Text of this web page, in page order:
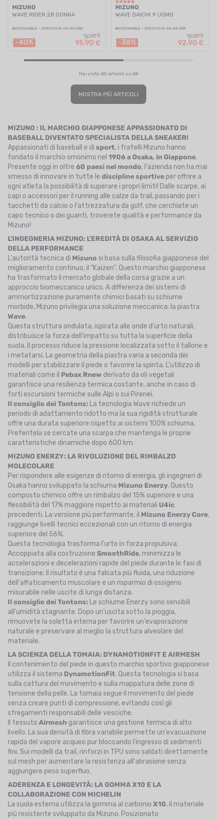
MIZUNO
WAVE RIDER 28 DONNA
DISPONIBILE - SPEDITO IN 24/48 ORE
-40%
160,00 €
95,90 €
MIZUNO
WAVE DAICHI 9 UOMO
DISPONIBILE - SPEDITO IN 24/48 ORE
-38%
150,00 €
92,90 €
Hai visto 40 articoli su 68
MOSTRA PIÙ ARTICOLI
MIZUNO : IL MARCHIO GIAPPONESE APPASSIONATO DI
BASEBALL DIVENTATO SPECIALISTA DELLA SNEAKER!
Appassionati di baseball e di sport, i fratelli Mizuno hanno
fondato il marchio omonimo nel 1906 a Osaka, in Giappone.
Presente oggi in oltre 60 paesi nel mondo, l'azienda non ha mai
smesso di innovare in tutte le discipline sportive per offrire a
ogni atleta la possibilità di superare i propri limiti! Dalle scarpe, ai
capi o accessori per il running alle calze da trail, passando per i
tacchetti da calcio o l'attrezzatura da golf, che cerchiate un
capo tecnico o dei guanti, troverete qualità e performance da
Mizuno!
L'INGEGNERIA MIZUNO: L'EREDITÀ DI OSAKA AL SERVIZIO
DELLA PERFORMANCE
L'autorità tecnica di Mizuno si basa sulla filosofia giapponese del
miglioramento continuo, il "Kaizen". Questo marchio giapponese
ha trasformato il mercato globale della corsa grazie a un
approccio biomeccanico unico. A differenza dei sistemi di
ammortizzazione puramente chimici basati su schiume
morbide, Mizuno privilegia una soluzione meccanica: la piastra
Wave.
Questa struttura ondulata, ispirata alle onde d'urto naturali,
distribuisce la forza dell'impatto su tutta la superficie della
suola. Il processo riduce la pressione localizzata sotto il tallone e
i metatarsi. La geometria della piastra varia a seconda dei
modelli per stabilizzare il piede o favorire la spinta. L'utilizzo di
materiali come il Pebax Rnew derivato da oli vegetali
garantisce una resilienza termica costante, anche in caso di
forti escursioni termiche sulle Alpi o sui Pirenei.
Il consiglio dei Tontons: La tecnologia Wave richiede un
periodo di adattamento ridotto ma la sua rigidità strutturale
offre una durata superiore rispetto ai sistemi 100% schiuma.
Preferitela se cercate una scarpa che mantenga le proprie
caratteristiche dinamiche dopo 600 km.
MIZUNO ENERZY: LA RIVOLUZIONE DEL RIMBALZO
MOLECOLARE
Per rispondere alle esigenze di ritorno di energia, gli ingegneri di
Osaka hanno sviluppato la schiuma Mizuno Enerzy. Questo
composto chimico offre un rimbalzo del 15% superiore e una
flessibilità del 17% maggiore rispetto ai materiali U4ic
precedenti. La versione più performante, il Mizuno Enerzy Core,
raggiunge livelli tecnici eccezionali con un ritorno di energia
superiore del 56%.
Questa tecnologia trasforma l'urto in forza propulsiva.
Accoppiata alla costruzione SmoothRide, minimizza le
accelerazioni e decelerazioni rapide del piede durante le fasi di
transizione. Il risultato è una falcata più fluida, una riduzione
dell'affaticamento muscolare e un risparmio di ossigeno
misurabile nelle uscite di lunga distanza.
Il consiglio dei Tontons: Le schiume Enerzy sono sensibili
all'umidità stagnante. Dopo un'uscita sotto la pioggia,
rimuovete la soletta interna per favorire un'evaporazione
naturale e preservare al meglio la struttura alveolare del
materiale.
LA SCIENZA DELLA TOMAIA: DYNAMOTIONFIT E AIRMESH
Il contenimento del piede in questo marchio sportivo giapponese
utilizza il sistema DynamotionFit. Questa tecnologia si basa
sulla cattura del movimento e sulla mappatura delle zone di
tensione della pelle. La tomaia segue il movimento del piede
senza creare punti di compressione, evitando così gli
sfregamenti responsabili delle vesciche.
Il tessuto Airmesh garantisce una gestione termica di alto
livello. La sua densità di fibra variabile permette un'evacuazione
rapida del vapore acqueo pur bloccando l'ingresso di sedimenti
fini. Sui modelli da trail, rinforzi in TPU sono saldati direttamente
sul mesh per aumentare la resistenza all'abrasione senza
aggiungere peso superfluo.
ADERENZA E LONGEVITÀ: LA GOMMA X10 E LA
COLLABORAZIONE CON MICHELIN
La suola esterna utilizza la gomma al carbonio X10, il materiale
più resistente sviluppato da Mizuno. Posizionato